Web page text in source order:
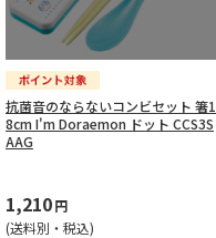
抗菌音のならないコンビセット 箸1
8cm I'm Doraemon ドット CCS3S
AAG
1,210円
(送料別・税込)